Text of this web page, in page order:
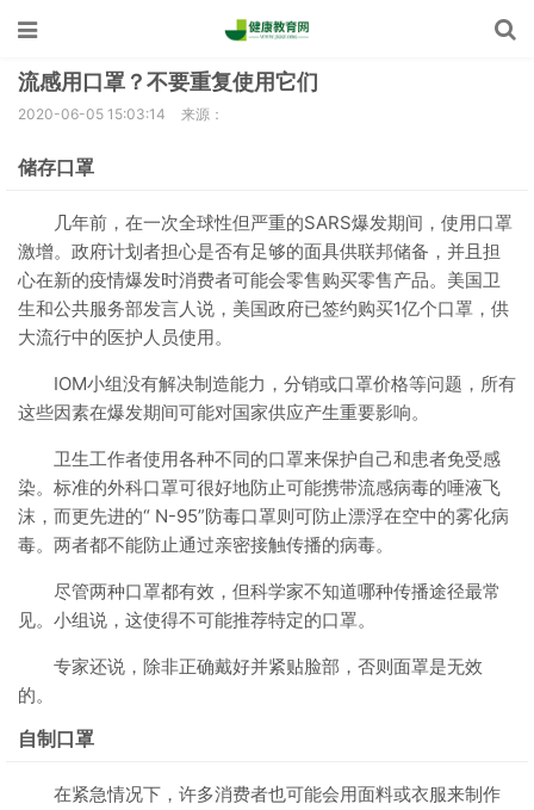
流感用口罩？不要重复使用它们
2020-06-05 15:03:14 来源：
储存口罩
几年前，在一次全球性但严重的SARS爆发期间，使用口罩
激增。政府计划者担心是否有足够的面具供联邦储备，并且担
心在新的疫情爆发时消费者可能会零售购买零售产品。美国卫
生和公共服务部发言人说，美国政府已签约购买1亿个口罩，供
大流行中的医护人员使用。
IOM小组没有解决制造能力，分销或口罩价格等问题，所有
这些因素在爆发期间可能对国家供应产生重要影响。
卫生工作者使用各种不同的口罩来保护自己和患者免受感
染。标准的外科口罩可很好地防止可能携带流感病毒的唾液飞
沫，而更先进的“ N-95”防毒口罩则可防止漂浮在空中的雾化病
毒。两者都不能防止通过亲密接触传播的病毒。
尽管两种口罩都有效，但科学家不知道哪种传播途径最常
见。小组说，这使得不可能推荐特定的口罩。
专家还说，除非正确戴好并紧贴脸部，否则面罩是无效
的。
自制口罩
在紧急情况下，许多消费者也可能会用面料或衣服来制作